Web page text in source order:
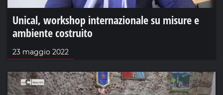
Unical, workshop internazionale su misure e
ambiente costruito
23 maggio 2022